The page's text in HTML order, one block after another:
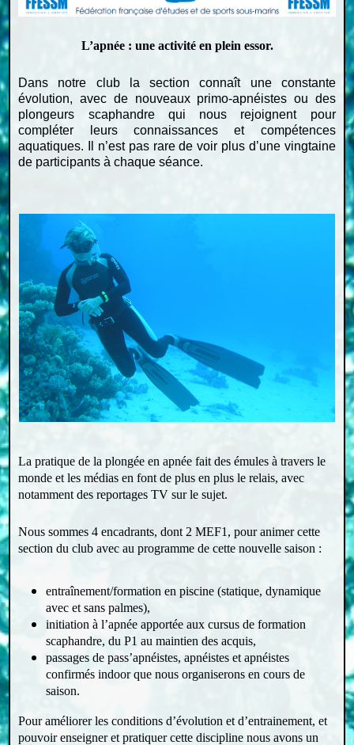
L’apnée : une activité en plein essor.
Dans notre club la section connaît une constante
évolution, avec de nouveaux primo-apnéistes ou des
plongeurs scaphandre qui nous rejoignent pour
compléter leurs connaissances et compétences
aquatiques. Il n’est pas rare de voir plus d’une vingtaine
de participants à chaque séance.
La pratique de la plongée en apnée fait des émules à travers le
monde et les médias en font de plus en plus le relais, avec
notamment des reportages TV sur le sujet.
Nous sommes 4 encadrants, dont 2 MEF1, pour animer cette
section du club avec au programme de cette nouvelle saison :
entraînement/formation en piscine (statique, dynamique
avec et sans palmes),
initiation à l’apnée apportée aux cursus de formation
scaphandre, du P1 au maintien des acquis,
passages de pass’apnéistes, apnéistes et apnéistes
confirmés indoor que nous organiserons en cours de
saison.
Pour améliorer les conditions d’évolution et d’entrainement, et
pouvoir enseigner et pratiquer cette discipline nous avons un